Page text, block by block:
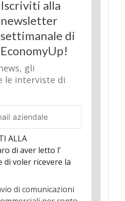
Iscriviti alla
newsletter
settimanale di
EconomyUp!
gli
le interviste di
ALLA
di aver letto l'
di voler ricevere la
di comunicazioni